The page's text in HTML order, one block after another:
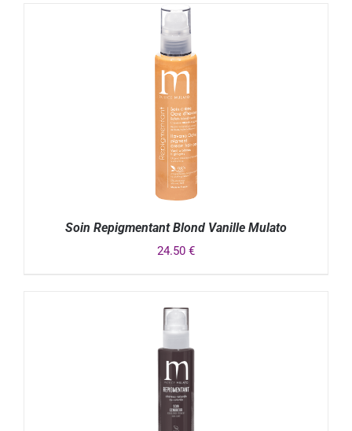
DÉTAILS
Soin Repigmentant Blond Vanille Mulato
24.50 €